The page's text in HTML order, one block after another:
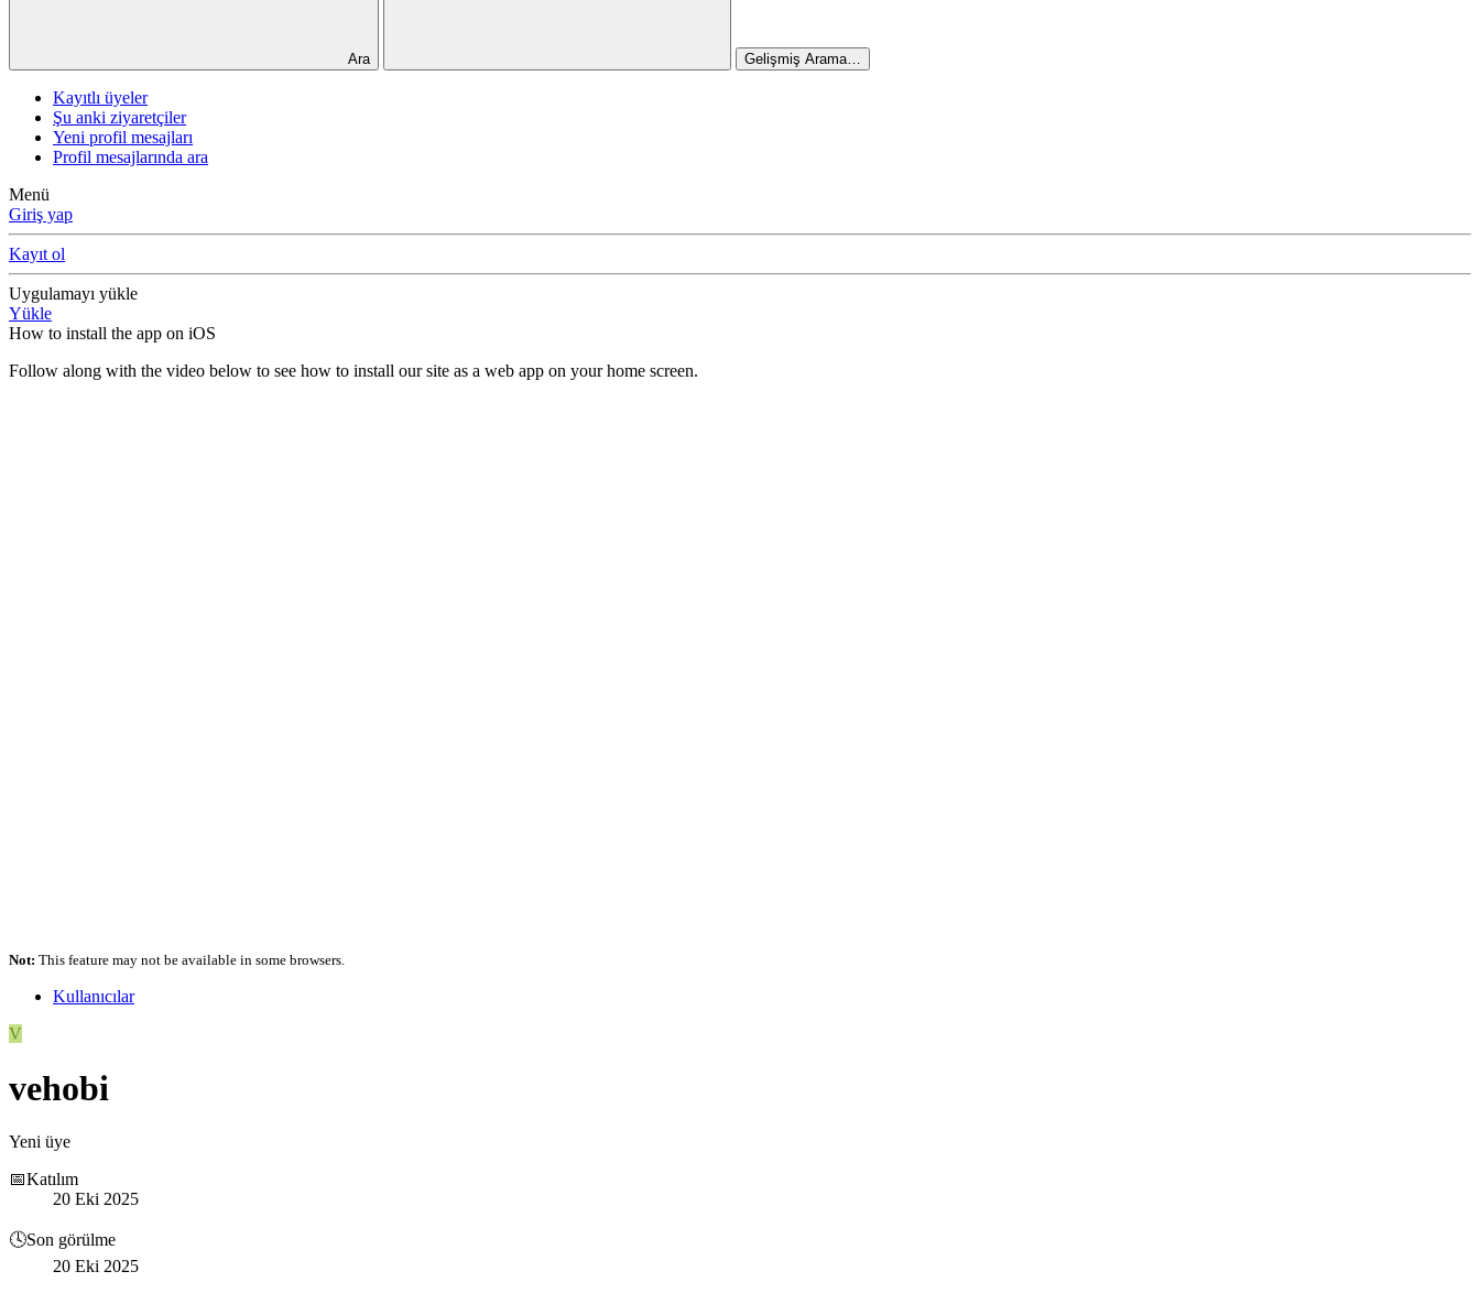
Ara Gelişmiş Arama…
Kayıtlı üyeler
Şu anki ziyaretçiler
Yeni profil mesajları
Profil mesajlarında ara
Menü
Giriş yap
Kayıt ol
Uygulamayı yükle
Yükle
How to install the app on iOS
Follow along with the video below to see how to install our site as a web app on your home screen.
Not: This feature may not be available in some browsers.
Kullanıcılar
V
vehobi
Yeni üye
📅Katılım
20 Eki 2025
🕓Son görülme
20 Eki 2025